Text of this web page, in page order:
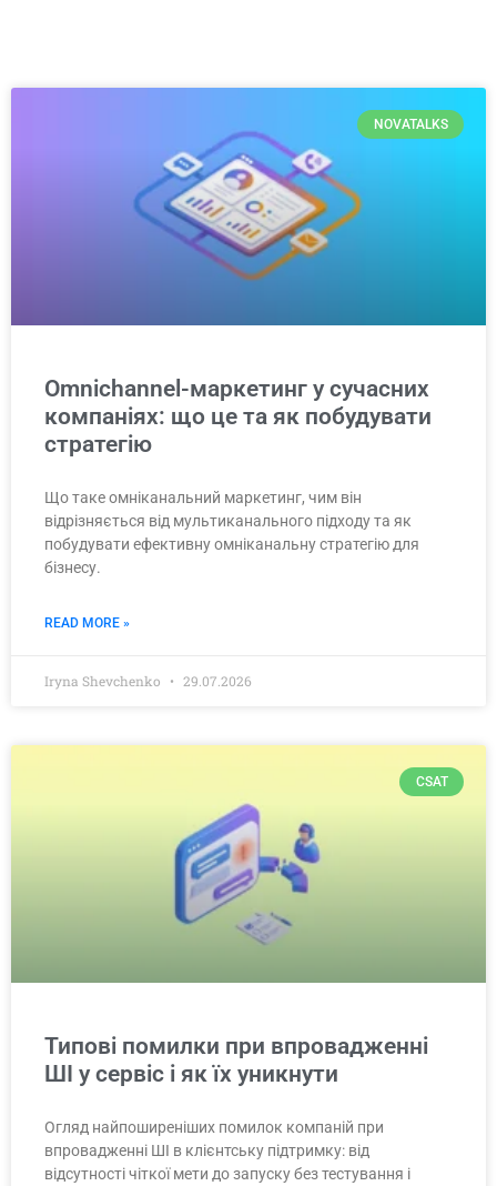
NOVATALKS
Omnichannel-маркетинг у сучасних
компаніях: що це та як побудувати
стратегію
Що таке омніканальний маркетинг, чим він
відрізняється від мультиканального підходу та як
побудувати ефективну омніканальну стратегію для
бізнесу.
READ MORE »
Iryna Shevchenko 29.07.2026
CSAT
Типові помилки при впровадженні
ШІ у сервіс і як їх уникнути
Огляд найпоширеніших помилок компаній при
впровадженні ШІ в клієнтську підтримку: від
відсутності чіткої мети до запуску без тестування і